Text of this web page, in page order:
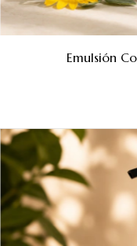
Emulsión